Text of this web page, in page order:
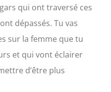
qui ont traversé ces
dépassés. Tu vas
sur la femme que tu
et qui vont éclairer
d’être plus